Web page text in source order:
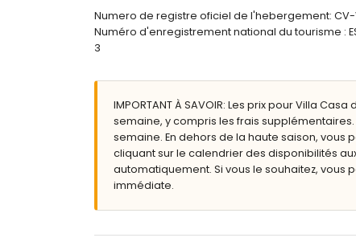
salle de bains en suite avec lavabo
2 salles de bains en suite, chacune avec
Extérieur de la villa
jardin avec gravier et arbres
2 terrasses, dont 1 couverte
barbecue
douche extérieure
espace de repos extérieur et espace de
3 places de parking privées et clôturées
Plus d'informations
ville la plus proche : Jávea (à moins de 10
Numero de registre oficiel de l'hebergement: CV-
Numéro d'enregistrement national du tourisme :
3
IMPORTANT À SAVOIR: Les prix pour Villa
semaine, y compris les frais
semaine. En dehors de la haute saison,
cliquant sur le calendrier des disponibilités
automatiquement. Si vous le souhaitez,
immédiate.